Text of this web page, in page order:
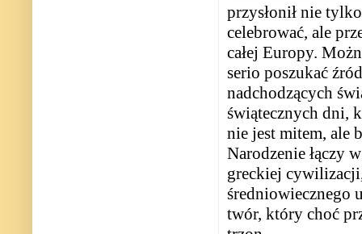
przysłonił nie
celebrować, ale
całej Europy.
serio poszukać
nadchodzących
świątecznych dni,
nie jest mitem, ale
Narodzenie łączy
greckiej
średniowiecznego
twór, który choć